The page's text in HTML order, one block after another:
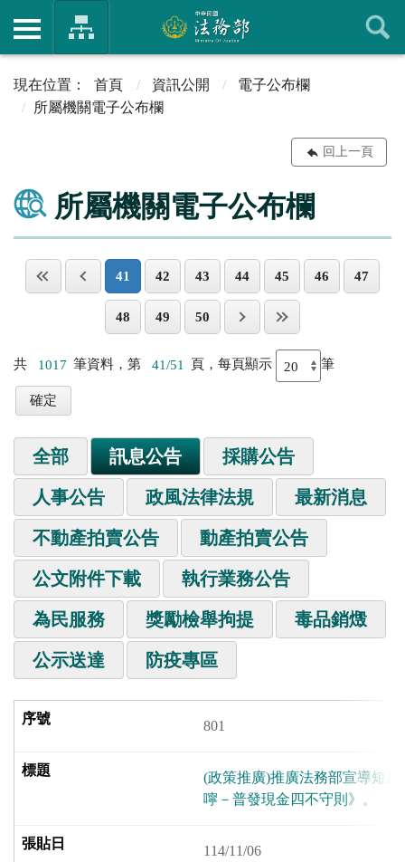
首頁 資訊公開
電子公布欄
所屬機關電子公布欄
回上一頁
所屬機關電子公布欄
41 42 43 44 45 46 47
48 49 50
共 1017 筆資料，第 41/51 頁，每頁顯示 筆
全部 訊息公告 採購公告
人事公告 政風法律法規 最新消息
不動產拍賣公告 動產拍賣公告
公文附件下載 執行業務公告
為民服務 獎勵檢舉拘提 毒品銷燬
公示送達 防疫專區
801
(政策推廣)推廣法務部宣導短
嚀－普發現金四不守則》。
114/11/06